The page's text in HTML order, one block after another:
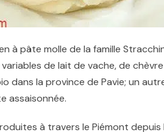
à pâte molle de la famille
de lait de vache, de
dans la province de Pavie; un
assaisonnée.
à travers le Piémont depuis